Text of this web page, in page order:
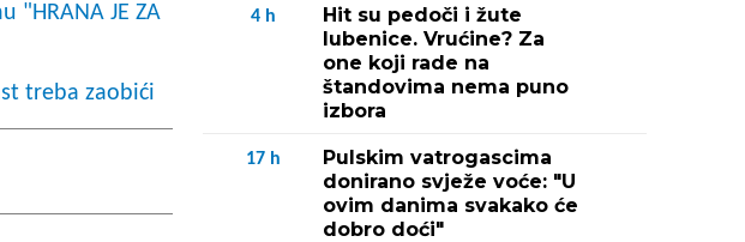
"HRANA JE ZA
treba zaobići
4 h
Hit su pedoči i žute
lubenice. Vrućine? Za
one koji rade na
štandovima nema puno
izbora
17 h
Pulskim vatrogascima
donirano svježe voće: "U
ovim danima svakako će
dobro doći"